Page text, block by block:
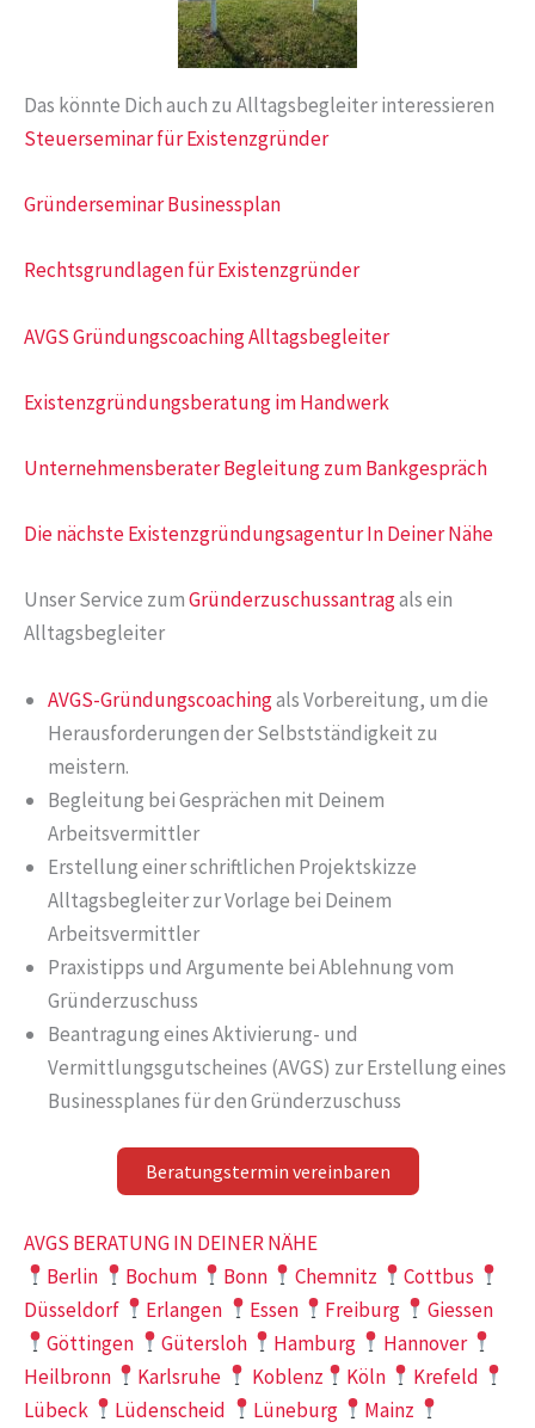
Das könnte Dich auch zu Alltagsbegleiter interessieren
Steuerseminar für Existenzgründer
Gründerseminar Businessplan
Rechtsgrundlagen für Existenzgründer
AVGS Gründungscoaching Alltagsbegleiter
Existenzgründungsberatung im Handwerk
Unternehmensberater Begleitung zum Bankgespräch
Die nächste Existenzgründungsagentur In Deiner Nähe
Unser Service zumGründerzuschussantragals ein
Alltagsbegleiter
AVGS-Gründungscoachingals Vorbereitung, um die
Herausforderungen der Selbstständigkeit zu
meistern.
Begleitung bei Gesprächen mit Deinem
Arbeitsvermittler
Erstellung einer schriftlichen Projektskizze
Alltagsbegleiter zur Vorlage bei Deinem
Arbeitsvermittler
Praxistipps und Argumente bei Ablehnung vom
Gründerzuschuss
Beantragung eines Aktivierung- und
Vermittlungsgutscheines (AVGS) zur Erstellung eines
Businessplanes für den Gründerzuschuss
Beratungstermin vereinbaren
AVGS BERATUNG IN DEINER NÄHE
Berlin
Bochum Bonn Chemnitz
Cottbus
Düsseldorf
Erlangen Essen Freiburg
Giessen
Göttingen
Gütersloh Hamburg
Hannover
Heilbronn
Karlsruhe Koblenz Köln
Krefeld
Lübeck
Lüdenscheid Lüneburg Mainz